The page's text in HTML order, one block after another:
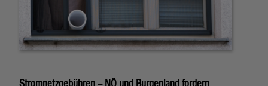
Stromnetzgebühren – NÖ und Burgenland fordern